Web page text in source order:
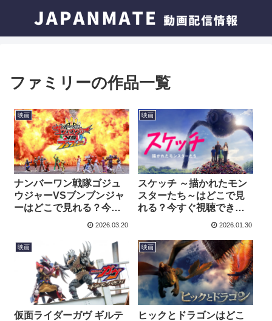
ファミリーの作品一覧
映画
ナンバーワン戦隊ゴジュ
ウジャーVSブンブンジャ
ーはどこで見れる？今す
ぐ視聴できる動画配信サ
2026.03.20
映画
スケッチ ～描かれたモン
スターたち～はどこで見
れる？今すぐ視聴できる
動画配信サービスを紹
2026.01.30
映画
仮面ライダーガヴ ギルテ
映画
ヒックとドラゴンはどこ